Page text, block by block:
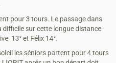
pour 3 tours. Le passage dans
difficile sur cette longue distance
13° et Félix 14°.
les séniors partent pour 4 tours